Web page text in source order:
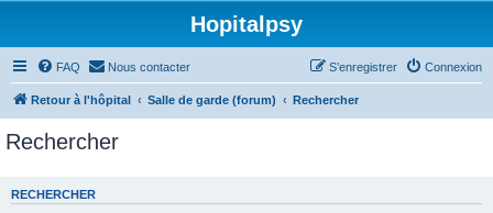
Hopitalpsy
FAQ Nous contacter Connexion
S’enregistrer
Retour à l'hôpital Salle de garde (forum) Rechercher
Rechercher
RECHERCHER